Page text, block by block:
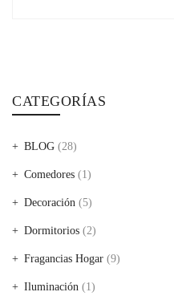
CATEGORÍAS
BLOG (28)
Comedores (1)
Decoración (5)
Dormitorios (2)
Fragancias Hogar (9)
Iluminación (1)